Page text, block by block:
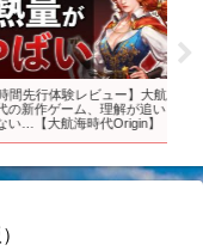
先行体験レビュー】大航
新作ゲーム、理解が追い
…【大航海時代Origin】